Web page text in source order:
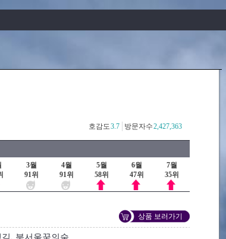
방문자수2,427,363
호감도3.7
3월
91위
4월
91위
5월
58위
6월
47위
7월
35위
상품 보러가기